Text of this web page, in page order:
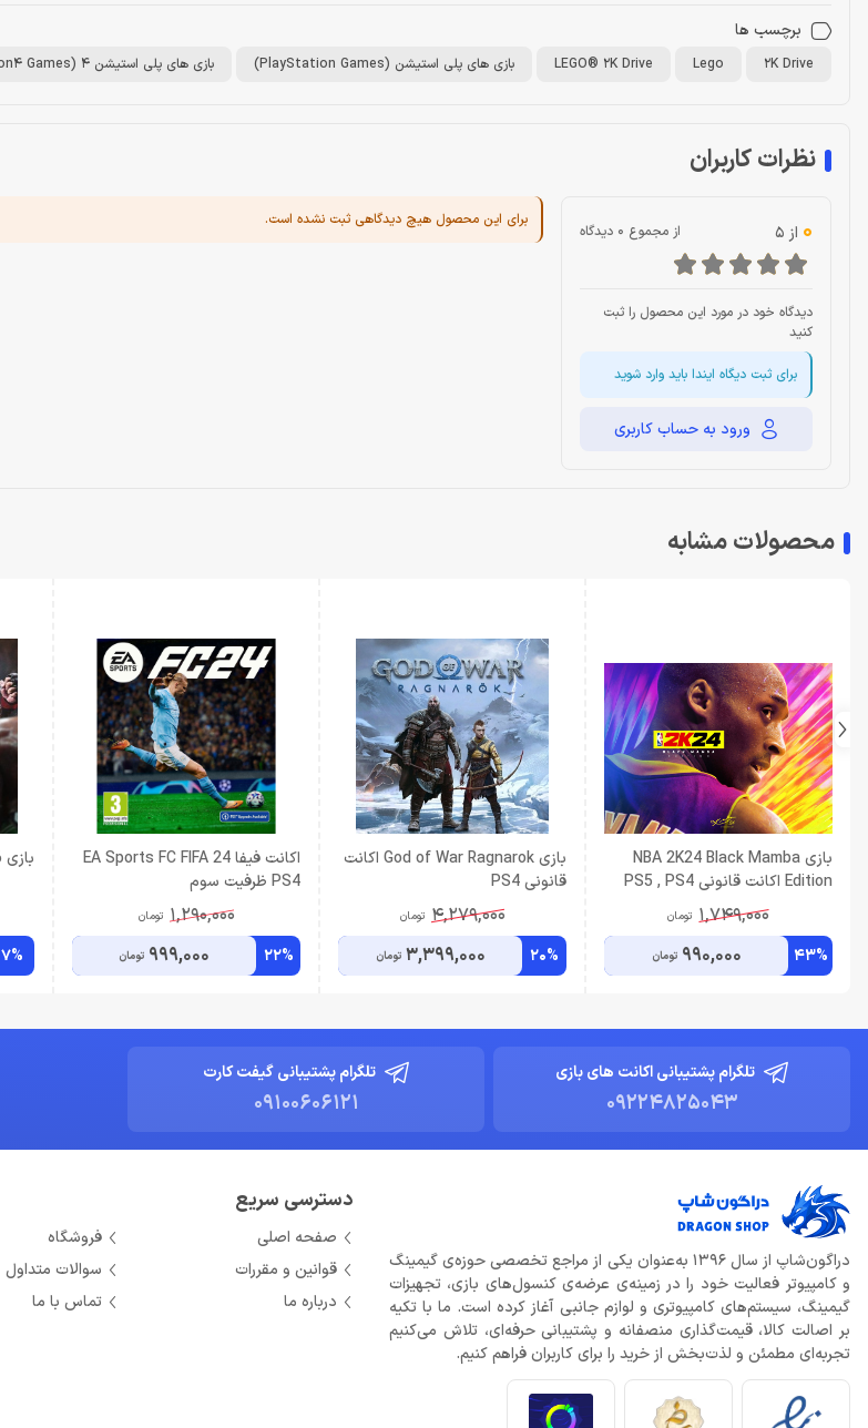
برچسب ها
2K Drive
Lego
LEGO® 2K Drive بازی های پلی استیشن (PlayStation Games) بازی های پلی استیشن 4 (PlayStation4 Games)
نظرات کاربران
0 از 5 از مجموع 0 دیدگاه
دیدگاه خود در مورد این محصول را ثبت
کنید
برای ثبت دیگاه ایندا باید وارد شوید
ورود به حساب کاربری
برای این محصول هیچ دیدگاهی ثبت نشده است.
محصولات مشابه
بازی NBA 2K24 Black Mamba
Edition اکانت قانونی PS5 , PS4
1,749,000 تومان
43%
990,000 تومان
بازی God of War Ragnarok اکانت
قانونی PS4
4,279,000 تومان
20%
3,399,000 تومان
اكانت فیفا EA Sports FC FIFA 24
PS4 ظرفيت سوم
1,290,000 تومان
22%
999,000 تومان
بازی UFC 6 اکانت قانونی PS5
7%
تلگرام پشتیبانی اکانت های بازی
09224825043
تلگرام پشتیبانی گیفت کارت
09100606121
دراگون‌شاپ از سال 1396 به‌عنوان یکی از مراجع تخصصی حوزه‌ی گیمینگ
و کامپیوتر فعالیت خود را در زمینه‌ی عرضه‌ی کنسول‌های بازی، تجهیزات
گیمینگ، سیستم‌های کامپیوتری و لوازم جانبی آغاز کرده است. ما با تکیه
بر اصالت کالا، قیمت‌گذاری منصفانه و پشتیبانی حرفه‌ای، تلاش می‌کنیم
تجربه‌ای مطمئن و لذت‌بخش از خرید را برای کاربران فراهم کنیم.
دسترسی سریع
صفحه اصلی
فروشگاه
قوانین و مقررات
سوالات متداول
درباره ما
تماس با ما